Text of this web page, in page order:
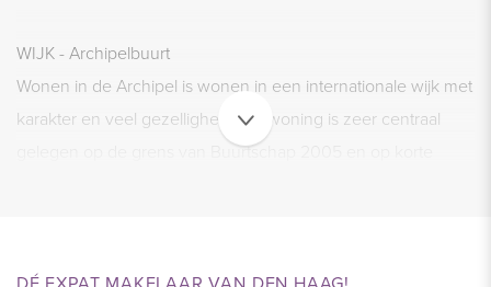
WIJK - Archipelbuurt
Wonen in de Archipel is wonen in een internationale wijk met
karakter en veel gezelligheid. De woning is zeer centraal
gelegen op de grens van Buurtschap 2005 en op korte